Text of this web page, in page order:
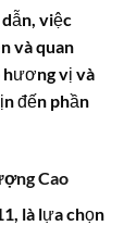
việc
và quan
hương vị và
đến phần
Cao
là lựa chọn